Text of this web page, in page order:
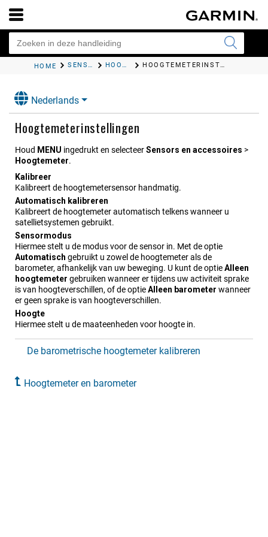
HOME SENSOREN EN ACCESSOIRES HOOGTEMETER EN BAROMETER HOOGTEMETERINSTELLINGEN
Nederlands
Hoogtemeterinstellingen
Houd MENU ingedrukt en selecteerSensors en acce​ssoires >
Hoogte​meter.
Kalibreer
Kalibreert de hoogtemetersensor handmatig.
Automatisch kalibreren
Kalibreert de hoogtemeter automatisch telkens wanneer u
satellietsystemen gebruikt.
Sensormodus
Hiermee stelt u de modus voor de sensor in. Met de optie
Automatisch gebruikt u zowel de hoogtemeter als de
barometer, afhankelijk van uw beweging. U kunt de optieAlleen
hoogtemeter gebruiken wanneer er tijdens uw activiteit sprake
is van hoogteverschillen, of de optieAlleen barometer wanneer
er geen sprake is van hoogteverschillen.
Hoogte
Hiermee stelt u de maateenheden voor hoogte in.
De barometrische hoogtemeter kalibreren
Hoogtemeter en barometer